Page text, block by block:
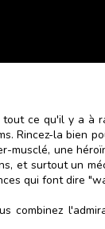
ce qu'il y a à
Rincez-la bien
une
et surtout un
qui font dire